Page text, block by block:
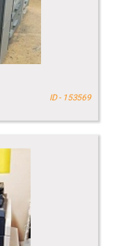
ID - 153569